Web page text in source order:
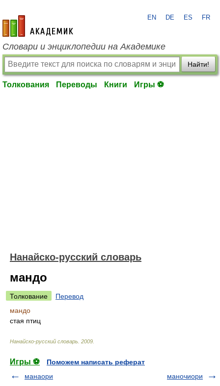
academic.ru
EN DE ES FR
Словари и энциклопедии на Академике
Найти!
Толкования Переводы Книги Игры ⚽
Нанайско-русский словарь
мандо
Толкование
Перевод
мандо
стая птиц
Нанайско-русский словарь 2009
Игры ⚽
Поможем написать реферат
манаори
маночиори